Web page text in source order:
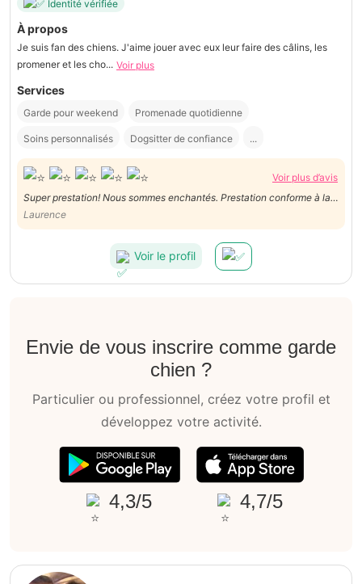
Identité vérifiée
À propos
Je suis fan des chiens. J'aime jouer avec eux leur faire des câlins, les
promener et les cho... Voir plus
Services
Garde pour weekend Promenade quotidienne
Soins personnalisés Dogsitter de confiance ...
Voir plus d’avis
Super prestation! Nous sommes enchantés. Prestation conforme à la
description. Chantal s’est hyper bien occupée de notre chien. Celui-ci
a vécu avec eux dans leur maison comme leur propre chien. Un vrai
paradis pour lui et un bonheur pour nous.
Laurence
Voir le profil
Envie de vous inscrire comme garde
chien ?
Particulier ou professionnel, créez votre profil et
développez votre activité.
4,3/5 4,7/5